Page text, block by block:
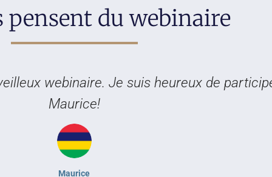
pensent du webinaire
webinaire. Je suis heureux de
Maurice!
Maurice